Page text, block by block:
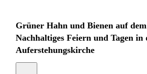
Grüner Hahn und Bienen auf
Nachhaltiges Feiern und Tagen in
Auferstehungskirche